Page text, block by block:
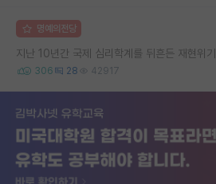
명예의전당
306 28 42917